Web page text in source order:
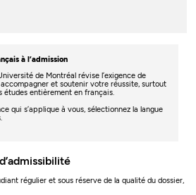
à l’admission
de Montréal révise l’exigence de
et soutenir votre réussite, surtout
études entièrement en français.
qui s’applique à vous, sélectionnez la langue
régulier et sous réserve de la qualité du dossier,